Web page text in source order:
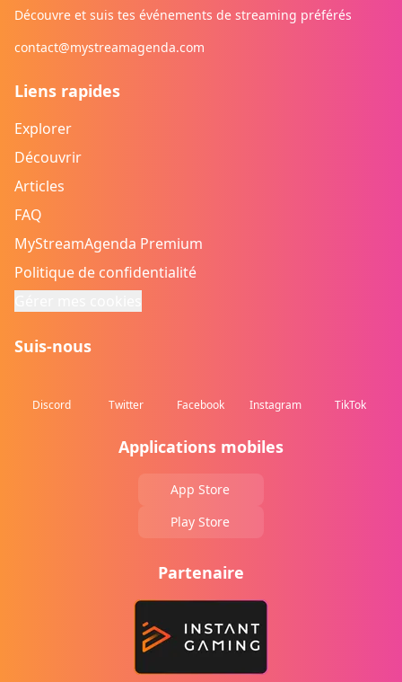
Découvre et suis tes événements de streaming préférés
contact@mystreamagenda.com
Liens rapides
Explorer
Découvrir
Articles
FAQ
MyStreamAgenda Premium
Politique de confidentialité
Suis-nous
Discord Twitter Facebook Instagram TikTok
Applications mobiles
App Store
Play Store
Partenaire